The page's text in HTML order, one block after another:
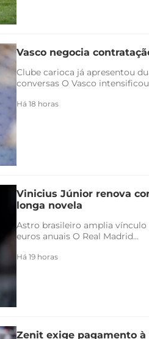
Vasco negocia
Clube carioca já apresentou
conversas O Vasco
Há 18 horas
Vinicius Júnior renova
longa novela
Astro brasileiro amplia
euros anuais O Real Madrid...
Há 19 horas
Zenit exige pagamento